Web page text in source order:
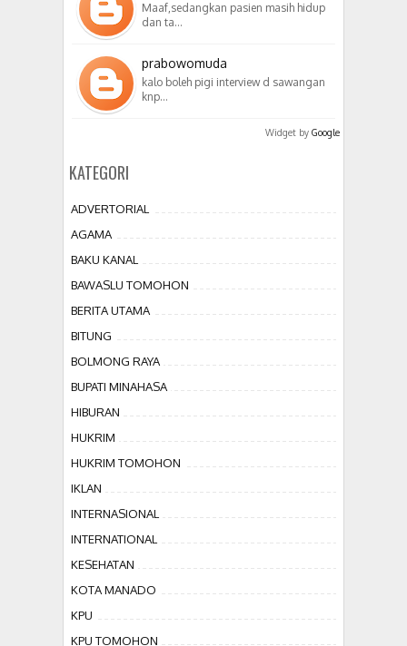
Maaf,sedangkan pasien masih hidup
dan ta…
prabowomuda
kalo boleh pigi interview d sawangan
knp…
Widget by Google
KATEGORI
ADVERTORIAL
AGAMA
BAKU KANAL
BAWASLU TOMOHON
BERITA UTAMA
BITUNG
BOLMONG RAYA
BUPATI MINAHASA
HIBURAN
HUKRIM
HUKRIM TOMOHON
IKLAN
INTERNASIONAL
INTERNATIONAL
KESEHATAN
KOTA MANADO
KPU
KPU TOMOHON